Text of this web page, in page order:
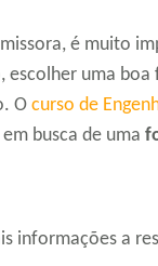
é muito
uma boa
O curso de
busca de uma
informações a